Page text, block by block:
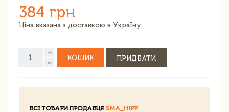
384 грн
Ціна вказана з доставкою в Україну
КОШИК ПРИДБАТИ
ВСІ ТОВАРИ ПРОДАВЦЯ SMA_HIPP